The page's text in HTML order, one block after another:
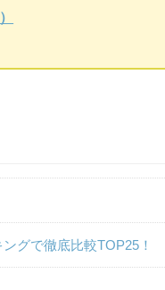
グで徹底比較TOP25！